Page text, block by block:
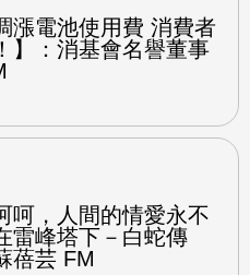
漲電池使用費 消費者
】：消基會名譽董事
呵，人間的情愛永不
雷峰塔下－白蛇傳
蓓芸 FM